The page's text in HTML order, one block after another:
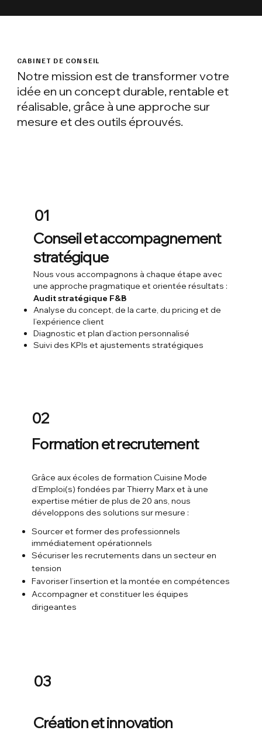
CABINET DE CONSEIL
Notre mission est de transformer votre
idée en un concept durable, rentable et
réalisable, grâce à une approche sur
mesure et des outils éprouvés.
01
Conseil et accompagnement
stratégique
Nous vous accompagnons à chaque étape avec
une approche pragmatique et orientée résultats :
Audit stratégique F&B
Analyse du concept, de la carte, du pricing et de
l’expérience client
Diagnostic et plan d’action personnalisé
Suivi des KPIs et ajustements stratégiques
02
Formation et recrutement
Grâce auxécoles de formation Cuisine Mode
d’Emploi(s) fondées par Thierry Marx et à une
expertise métier de plus de 20 ans, nous
développons des solutions sur mesure :
Sourcer et former des professionnels
immédiatement opérationnels
Sécuriser les recrutements dans un secteur en
tension
Favoriser l’insertion et la montée en compétences
Accompagner et constituer les équipes
dirigeantes
03
Création et innovation